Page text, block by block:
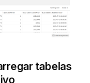
tabelas